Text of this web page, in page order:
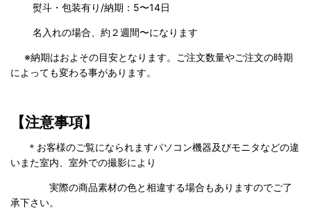
熨斗・包装有り/納期：5〜14日
名入れの場合、約２週間〜になります
※納期はおよその目安となります。ご注文数量やご注文の時期
によっても変わる事があります。
【注意事項】
＊お客様のご覧になられますパソコン機器及びモニタなどの違
いまた室内、室外での撮影により
実際の商品素材の色と相違する場合もありますのでご了
承下さい。